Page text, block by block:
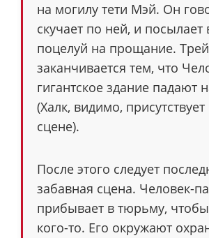
на могилу тети Мэй. Он
скучает по ней, и
поцелуй на прощание.
заканчивается тем, что
гигантское здание падают
(Халк, видимо, присутствует
сцене).
После этого следует
забавная сцена. Человек-
прибывает в тюрьму, чтобы
кого-то. Его окружают